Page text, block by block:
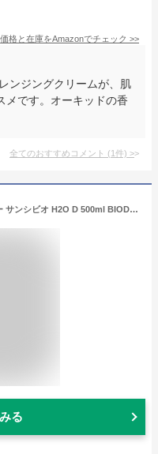
価格と在庫をAmazonでチェック >>
ンジングクリームが、肌
メです。オーキッドの香
全てのおすすめコメント (1件) >
ビオデルマ クレンジングウォーター サンシビオ H2O D 500ml BIODERMA メイク落とし メイク 敏感肌 保湿 うるおい アイメイク クレンジング 無添加 無香料 アルコールフリー オイルフリー パラベンフリー 弱酸性 プレゼント ギフト ボトル
る